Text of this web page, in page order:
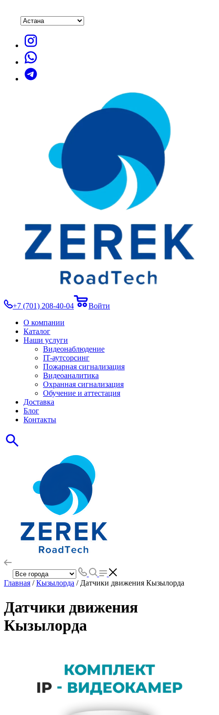
+7 (701) 208-40-04
Войти
О компании
Каталог
Наши услуги
Видеонаблюдение
IT-аутсорсинг
Пожарная сигнализация
Видеоаналитика
Охранная сигнализация
Обучение и аттестация
Доставка
Блог
Контакты
Главная /Кызылорда / Датчики движения Кызылорда
Датчики движения
Кызылорда